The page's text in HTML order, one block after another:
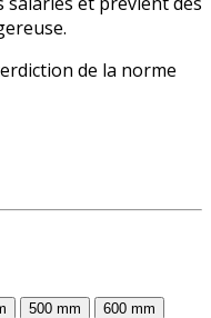
de la norme
500 mm 600 mm